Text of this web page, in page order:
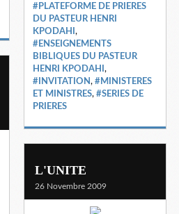
#PLATEFORME DE PRIERES
DU PASTEUR HENRI
KPODAHI ,
#ENSEIGNEMENTS
BIBLIQUES DU PASTEUR
HENRI KPODAHI ,
#INVITATION, #MINISTERES
ET MINISTRES, #SERIES DE
PRIERES
L'UNITE
26 Novembre 2009